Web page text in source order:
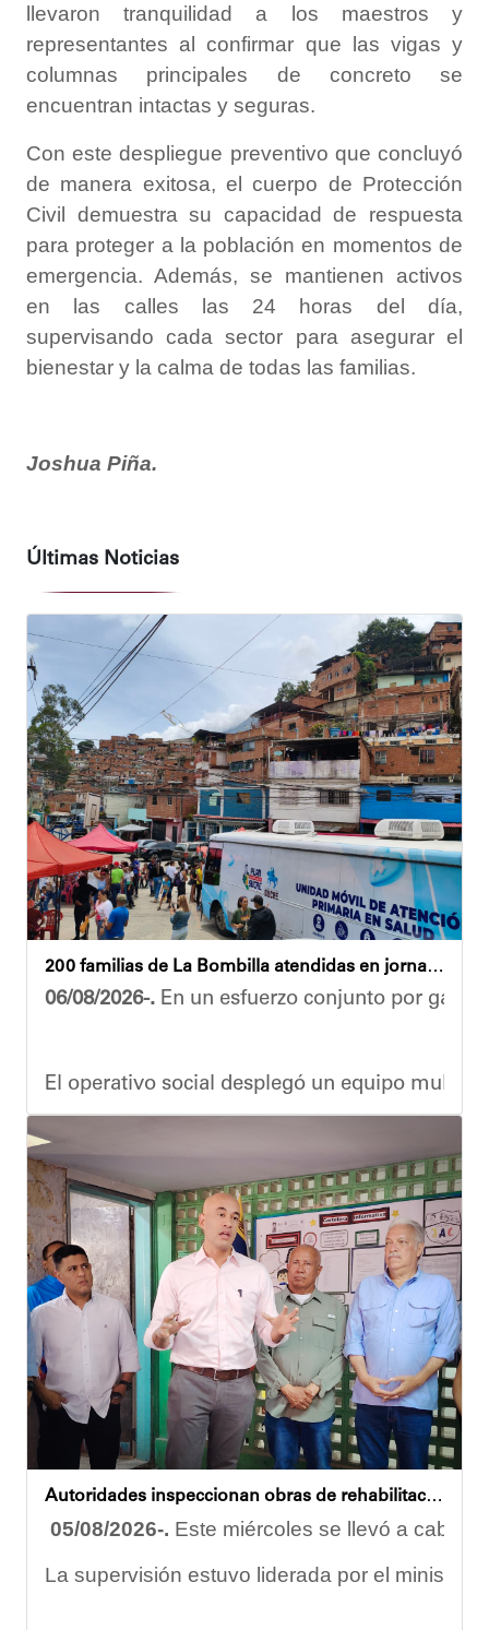
llevaron tranquilidad a los maestros y
representantes al confirmar que las vigas y
columnas principales de concreto se
encuentran intactas y seguras.
Con este despliegue preventivo que concluyó
de manera exitosa, el cuerpo de Protección
Civil demuestra su capacidad de respuesta
para proteger a la población en momentos de
emergencia. Además, se mantienen activos
en las calles las 24 horas del día,
supervisando cada sector para asegurar el
bienestar y la calma de todas las familias.
Joshua Piña.
Últimas Noticias
200 familias de La Bombilla atendidas en jornada integral
06/08/2026-. En un esfuerzo conjunto por
El operativo social desplegó un equipo
Durante la actividad, los asistentes contaron
Eudicis Viva, habitante de la comunidad y
Esta iniciativa se enmarca en la política social
Oskarina Rosso
Autoridades inspeccionan obras de rehabilitación en la U.E.N. José Antonio Calcaño en Caucagüita
05/08/2026-. Este miércoles se llevó a cabo
La supervisión estuvo liderada por el ministro